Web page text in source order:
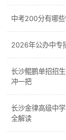
中考200分有哪
2026年公办中专
长沙鲲鹏单招招
冲一把
长沙金律高级中
全解读